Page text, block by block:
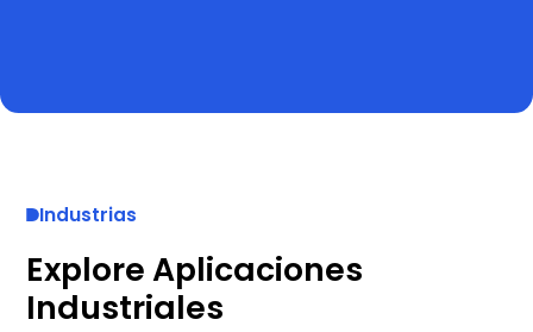
Industrias
Explore Aplicaciones
Industriales